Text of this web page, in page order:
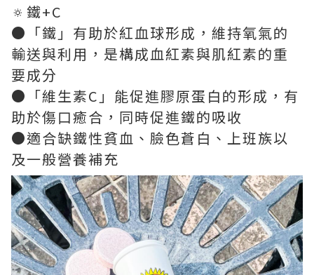
🔅鐵+C
●「鐵」有助於紅血球形成，維持氧氣的
輸送與利用，是構成血紅素與肌紅素的重
要成分
●「維生素C」能促進膠原蛋白的形成，有
助於傷口癒合，同時促進鐵的吸收
●適合缺鐵性貧血、臉色蒼白、上班族以
及一般營養補充